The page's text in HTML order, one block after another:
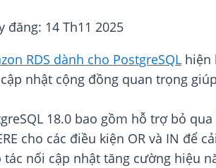
đăng: 14 Th11 2025
RDS dành cho PostgreSQL hiện
nhật cộng đồng quan trọng
18.0 bao gồm hỗ trợ bỏ
cho các điều kiện OR và IN để
tác nối cập nhật tăng cường hiệu